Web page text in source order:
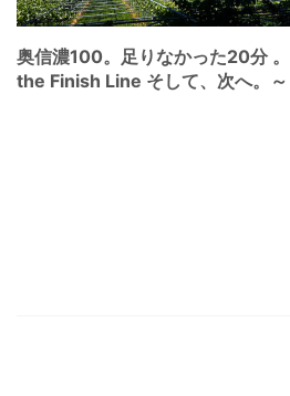
奥信濃100。足りなかった20分
the Finish Line そして、次へ。～